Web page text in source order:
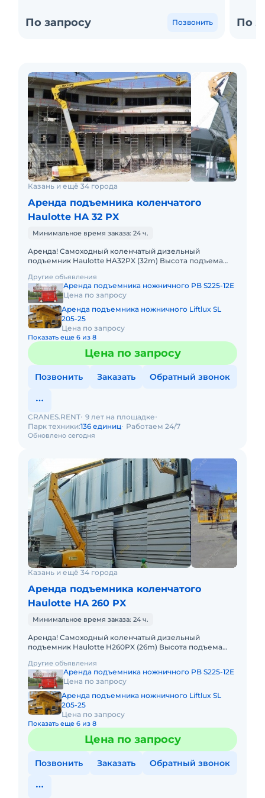
По запросу Позвонить По
Казань и ещё 34 города
Аренда подъемника коленчатого
Haulotte HA 32 PX
Минимальное время заказа: 24 ч.
Аренда! Самоходный коленчатый дизельный
подъемник Haulotte HA32PX (32m) Высота подъема
20900кг Грузопо
Другие объявления
Аренда подъемника ножничного PB S225-12E
Цена по запросу
Аренда подъемника ножничного Liftlux SL
205-25
Цена по запросу
Показать еще 6 из 8
Цена по запросу
Позвонить Заказать Обратный звонок
Обновлено сегодня
CRANES.RENT 9 лет на площадке
Парк техники:136 единиц Работаем 24/7
Казань и ещё 34 города
Аренда подъемника коленчатого
Haulotte HA 260 PX
Минимальное время заказа: 24 ч.
Аренда! Самоходный коленчатый дизельный
подъемник Haulotte H260PX (26m) Высота подъема
Вес: 15950кг Грузоп
Другие объявления
Аренда подъемника ножничного PB S225-12E
Цена по запросу
Аренда подъемника ножничного Liftlux SL
205-25
Цена по запросу
Показать еще 6 из 8
Цена по запросу
Позвонить Заказать Обратный звонок